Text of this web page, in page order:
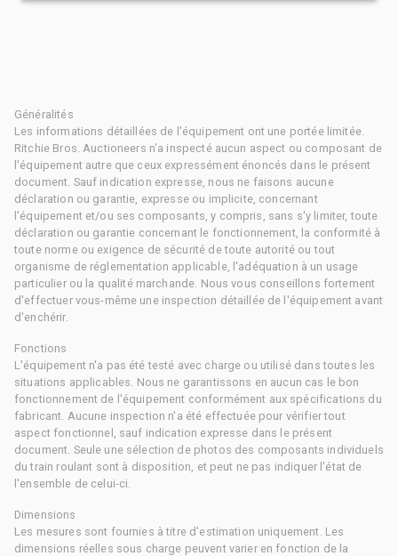
Généralités
Les informations détaillées de l'équipement ont une portée limitée.
Ritchie Bros. Auctioneers n'a inspecté aucun aspect ou composant de
l'équipement autre que ceux expressément énoncés dans le présent
document. Sauf indication expresse, nous ne faisons aucune
déclaration ou garantie, expresse ou implicite, concernant
l'équipement et/ou ses composants, y compris, sans s'y limiter, toute
déclaration ou garantie concernant le fonctionnement, la conformité à
toute norme ou exigence de sécurité de toute autorité ou tout
organisme de réglementation applicable, l'adéquation à un usage
particulier ou la qualité marchande. Nous vous conseillons fortement
d'effectuer vous-même une inspection détaillée de l'équipement avant
d'enchérir.
Fonctions
L'équipement n'a pas été testé avec charge ou utilisé dans toutes les
situations applicables. Nous ne garantissons en aucun cas le bon
fonctionnement de l'équipement conformément aux spécifications du
fabricant. Aucune inspection n'a été effectuée pour vérifier tout
aspect fonctionnel, sauf indication expresse dans le présent
document. Seule une sélection de photos des composants individuels
du train roulant sont à disposition, et peut ne pas indiquer l'état de
l'ensemble de celui-ci.
Dimensions
Les mesures sont fournies à titre d'estimation uniquement. Les
dimensions réelles sous charge peuvent varier en fonction de la